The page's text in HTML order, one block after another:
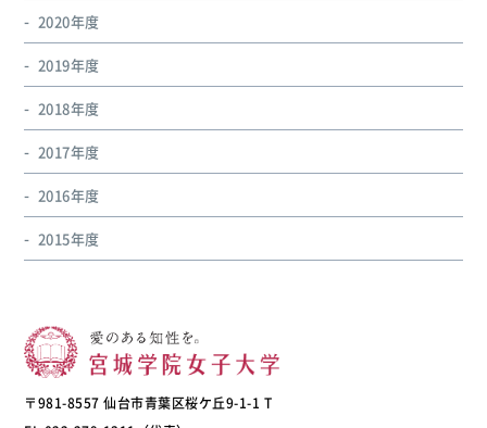
2020年度
2019年度
2018年度
2017年度
2016年度
2015年度
〒981-8557 仙台市青葉区桜ケ丘9-1-1 T